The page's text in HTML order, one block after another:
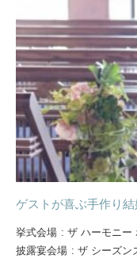
ゲストが喜ぶ手作り結
挙式会場 : ザ ハーモニー
披露宴会場 : ザ シーズン